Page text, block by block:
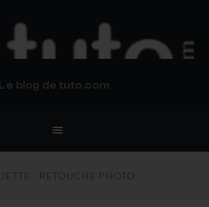
Le blog de tuto.com